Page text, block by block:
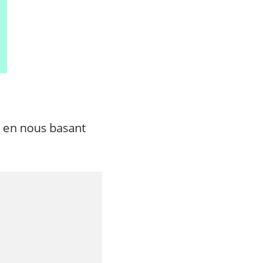
en nous basant